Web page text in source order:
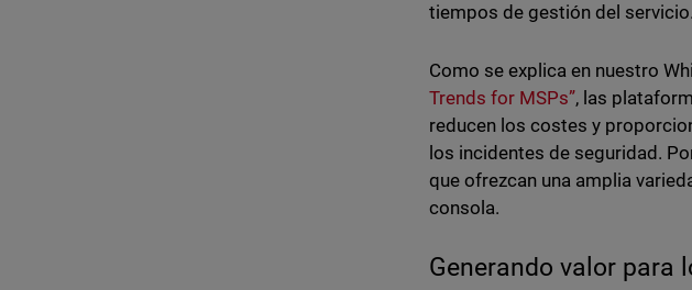
tiempos de gestión del servicio.
Como se explica en nuestro
Trends for MSPs”, las
reducen los costes y
los incidentes de seguridad.
que ofrezcan una amplia
consola.
Generando valor para